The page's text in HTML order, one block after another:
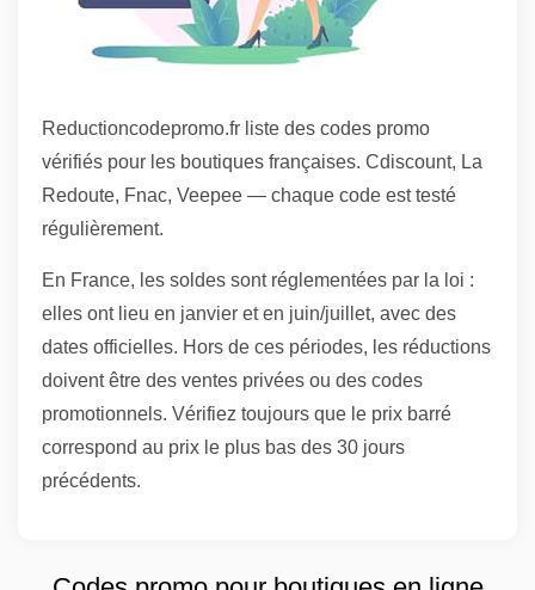
Reductioncodepromo.fr liste des codes promo
vérifiés pour les boutiques françaises. Cdiscount, La
Redoute, Fnac, Veepee — chaque code est testé
régulièrement.
En France, les soldes sont réglementées par la loi :
elles ont lieu en janvier et en juin/juillet, avec des
dates officielles. Hors de ces périodes, les réductions
doivent être des ventes privées ou des codes
promotionnels. Vérifiez toujours que le prix barré
correspond au prix le plus bas des 30 jours
précédents.